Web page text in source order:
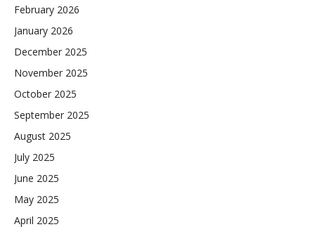
February 2026
January 2026
December 2025
November 2025
October 2025
September 2025
August 2025
July 2025
June 2025
May 2025
April 2025